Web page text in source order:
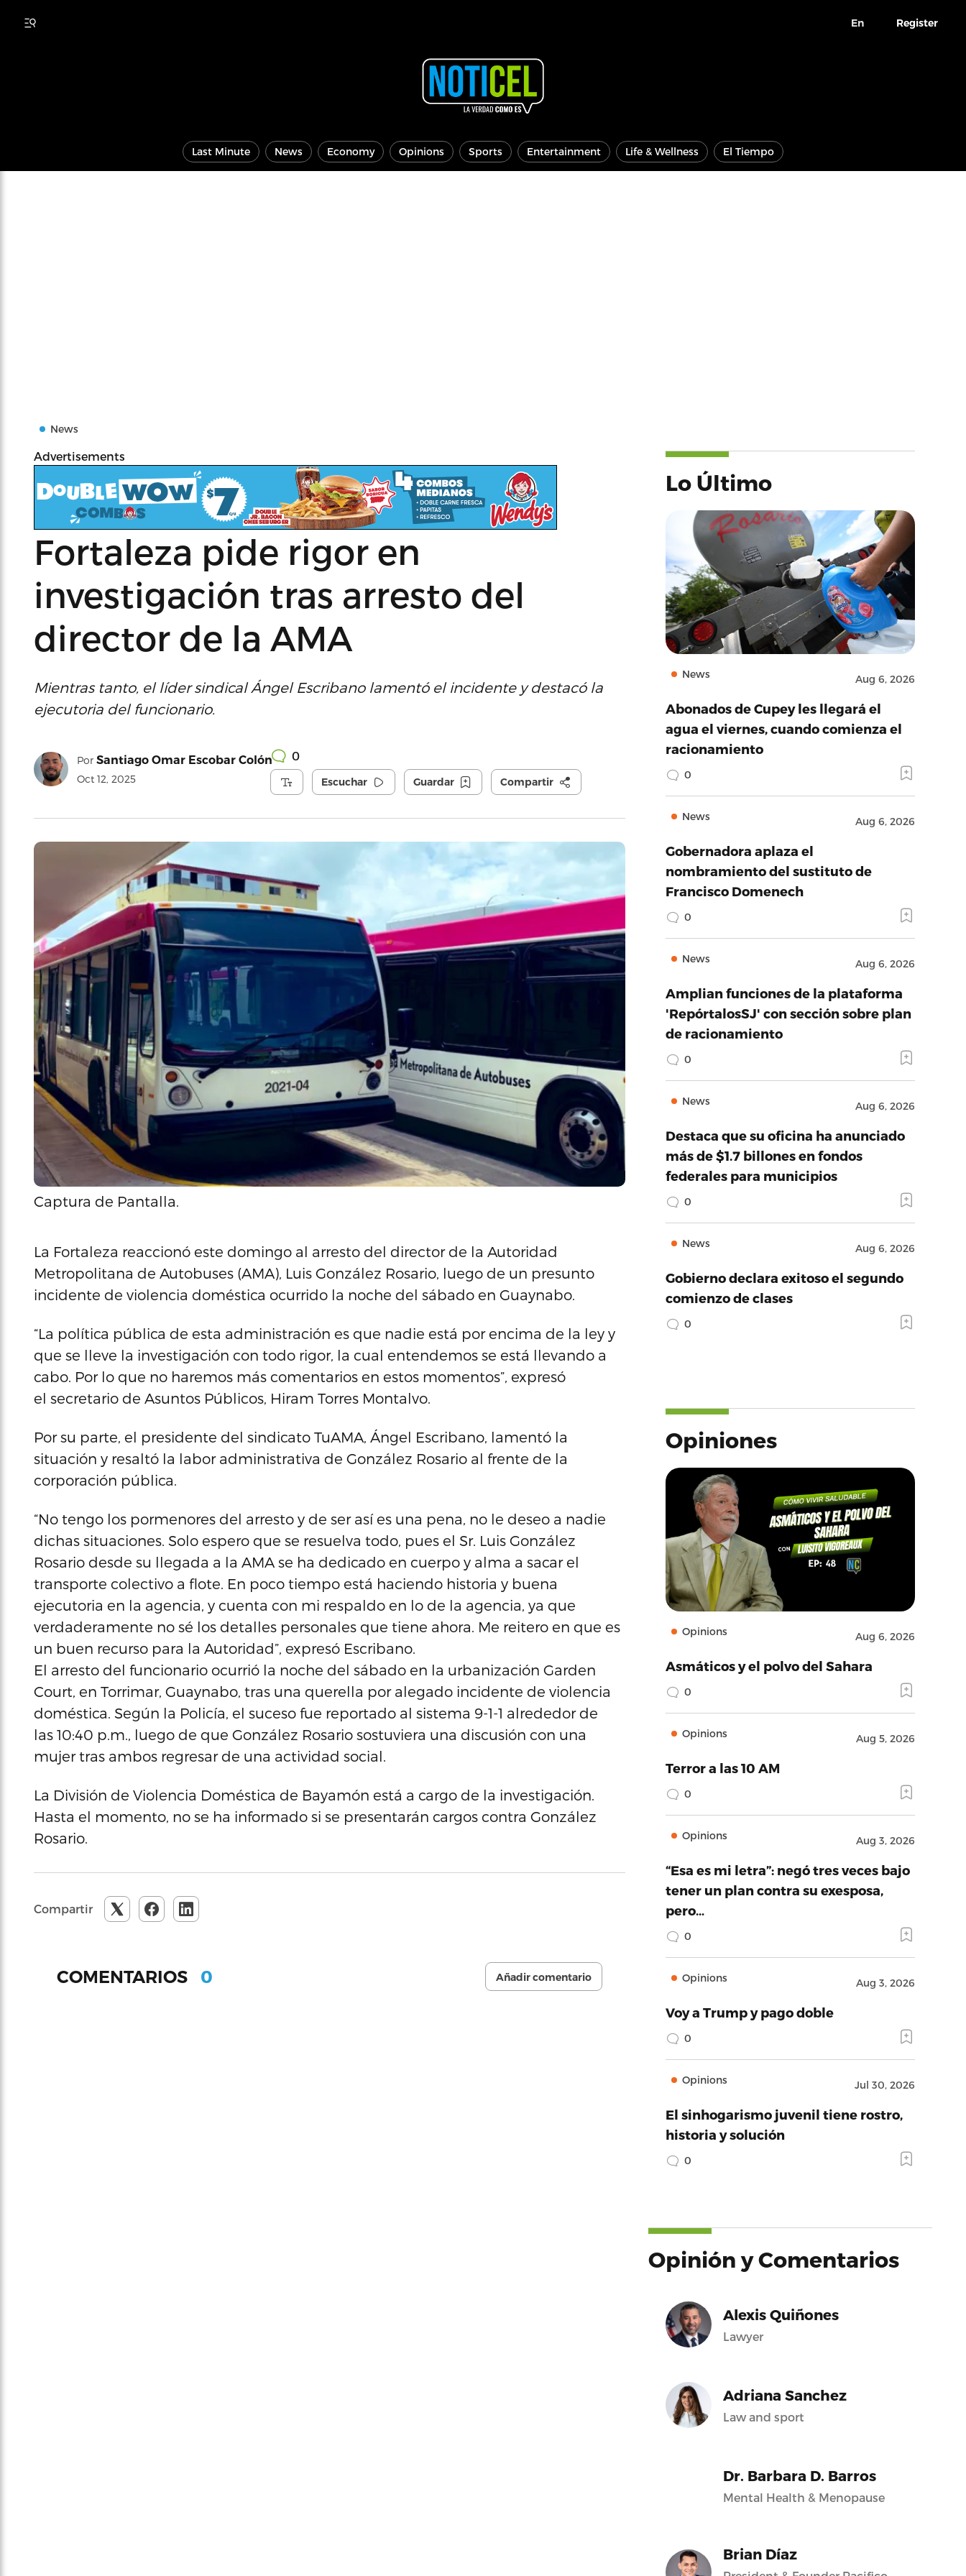
En Register
Last Minute News Economy Opinions Sports Entertainment Life & Wellness El Tiempo
News
Advertisements
Fortaleza pide rigor en
investigación tras arresto del
director de la AMA
Mientras tanto, el líder sindical Ángel Escribano lamentó el incidente y destacó la
ejecutoria del funcionario.
Por Santiago Omar Escobar Colón
Oct 12, 2025
0
Escuchar Guardar Compartir
Captura de Pantalla.
La Fortaleza reaccionó este domingo al arresto del director de la Autoridad
Metropolitana de Autobuses (AMA), Luis González Rosario, luego de un presunto
incidente de violencia doméstica ocurrido la noche del sábado en Guaynabo.
“La política pública de esta administración es que nadie está por encima de la ley y
que se lleve la investigación con todo rigor, la cual entendemos se está llevando a
cabo. Por lo que no haremos más comentarios en estos momentos”, expresó
el secretario de Asuntos Públicos, Hiram Torres Montalvo.
Por su parte, el presidente del sindicato TuAMA, Ángel Escribano, lamentó la
situación y resaltó la labor administrativa de González Rosario al frente de la
corporación pública.
“No tengo los pormenores del arresto y de ser así es una pena, no le deseo a nadie
dichas situaciones. Solo espero que se resuelva todo, pues el Sr. Luis González
Rosario desde su llegada a la AMA se ha dedicado en cuerpo y alma a sacar el
transporte colectivo a flote. En poco tiempo está haciendo historia y buena
ejecutoria en la agencia, y cuenta con mi respaldo en lo de la agencia, ya que
verdaderamente no sé los detalles personales que tiene ahora. Me reitero en que es
un buen recurso para la Autoridad”, expresó Escribano.
El arresto del funcionario ocurrió la noche del sábado en la urbanización Garden
Court, en Torrimar, Guaynabo, tras una querella por alegado incidente de violencia
doméstica. Según la Policía, el suceso fue reportado al sistema 9-1-1 alrededor de
las 10:40 p.m., luego de que González Rosario sostuviera una discusión con una
mujer tras ambos regresar de una actividad social.
La División de Violencia Doméstica de Bayamón está a cargo de la investigación.
Hasta el momento, no se ha informado si se presentarán cargos contra González
Rosario.
Compartir
COMENTARIOS 0 Añadir comentario
Lo Último
News Aug 6, 2026
Abonados de Cupey les llegará el
agua el viernes, cuando comienza el
racionamiento
0
News Aug 6, 2026
Gobernadora aplaza el
nombramiento del sustituto de
Francisco Domenech
0
News Aug 6, 2026
Amplian funciones de la plataforma
'RepórtalosSJ' con sección sobre plan
de racionamiento
0
News Aug 6, 2026
Destaca que su oficina ha anunciado
más de $1.7 billones en fondos
federales para municipios
0
News Aug 6, 2026
Gobierno declara exitoso el segundo
comienzo de clases
0
Opiniones
Opinions Aug 6, 2026
Asmáticos y el polvo del Sahara
0
Opinions Aug 5, 2026
Terror a las 10 AM
0
Opinions Aug 3, 2026
“Esa es mi letra”: negó tres veces bajo
tener un plan contra su exesposa,
pero…
0
Opinions Aug 3, 2026
Voy a Trump y pago doble
0
Opinions Jul 30, 2026
El sinhogarismo juvenil tiene rostro,
historia y solución
0
Opinión y Comentarios
Alexis Quiñones
Lawyer
Adriana Sanchez
Law and sport
Dr. Barbara D. Barros
Mental Health & Menopause
Brian Díaz